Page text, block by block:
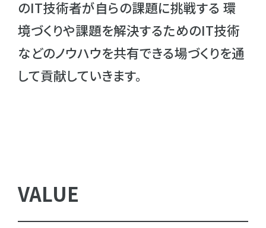
のIT技術者が自らの課題に挑戦する 環
境づくりや課題を解決するためのIT技術
などのノウハウを共有できる場づくりを通
して貢献していきます。
VALUE